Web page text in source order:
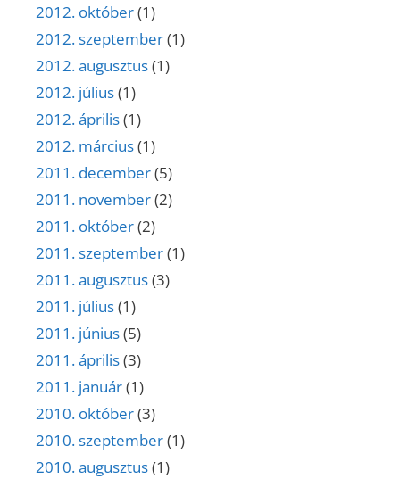
2012. október(1)
2012. szeptember(1)
2012. augusztus(1)
2012. július(1)
2012. április(1)
2012. március(1)
2011. december(5)
2011. november(2)
2011. október(2)
2011. szeptember(1)
2011. augusztus(3)
2011. július(1)
2011. június(5)
2011. április(3)
2011. január(1)
2010. október(3)
2010. szeptember(1)
2010. augusztus(1)